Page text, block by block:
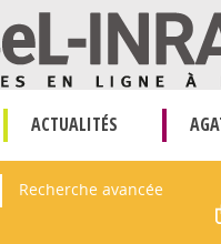
ACTUALITÉS
Recherche avancée